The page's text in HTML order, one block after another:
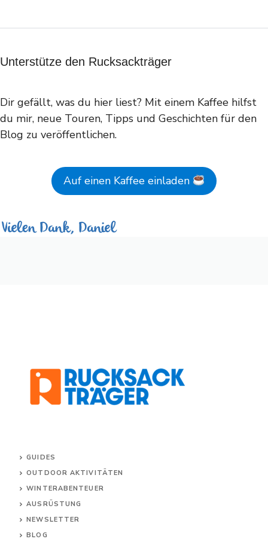
Unterstütze den Rucksackträger
Dir gefällt, was du hier liest? Mit einem Kaffee hilfst
du mir, neue Touren, Tipps und Geschichten für den
Blog zu veröffentlichen.
Auf einen Kaffee einladen
GUIDES
OUTDOOR AKTIVITÄTEN
WINTERABENTEUER
AUSRÜSTUNG
NEWSLETTER
BLOG